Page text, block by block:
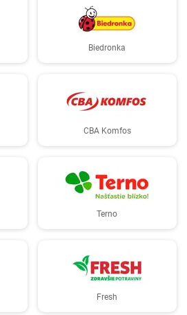
Biedronka
CBA Komfos
Terno
Fresh